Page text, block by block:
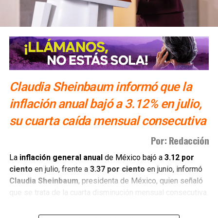
Claudia Sheinbaum informó que la
inflación anual bajó a 3.12% en julio,
su cuarta caída mensual consecutiva
Por: Redacción
La inflación general anual de México bajó a 3.12 por
ciento en julio, frente a 3.37 por ciento en junio, informó
Claudia Sheinbaum, presidenta de México, quien señaló
que se trata de la cuarta disminución mensual consecutiva.
Durante la conferencia matutina “Las mañaneras del